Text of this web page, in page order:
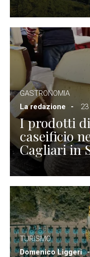
GASTRONOMIA
La redazione
I prodotti
caseificio
Cagliari in
TURISMO
Domenico Liggeri